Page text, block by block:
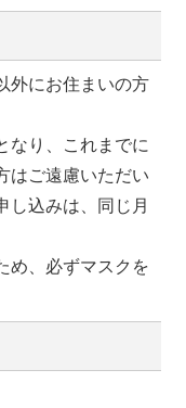
外にお住まいの方
なり、これまでに
はご遠慮いただい
し込みは、同じ月
め、必ずマスクを